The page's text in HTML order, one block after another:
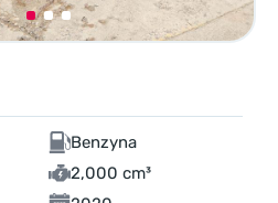
Benzyna
2,000 cm³